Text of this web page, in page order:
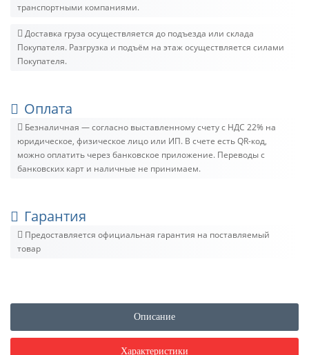
транспортными компаниями.
Доставка груза осуществляется до подъезда или склада
Покупателя. Разгрузка и подъём на этаж осуществляется силами
Покупателя.
Оплата
Безналичная — согласно выставленному счету c НДС 22% на
юридическое, физическое лицо или ИП. В счете есть QR-код,
можно оплатить через банковское приложение. Переводы с
банковских карт и наличные не принимаем.
Гарантия
Предоставляется официальная гарантия на поставляемый
товар
Описание
Характеристики